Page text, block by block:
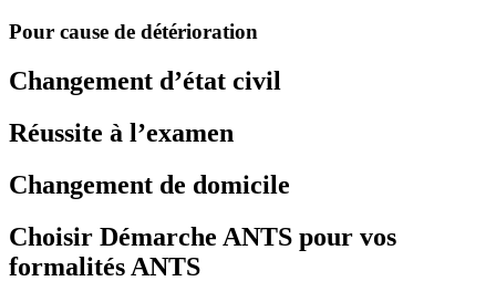
Pour cause de détérioration
Changement d’état civil
Réussite à l’examen
Changement de domicile
Choisir Démarche ANTS pour vos
formalités ANTS